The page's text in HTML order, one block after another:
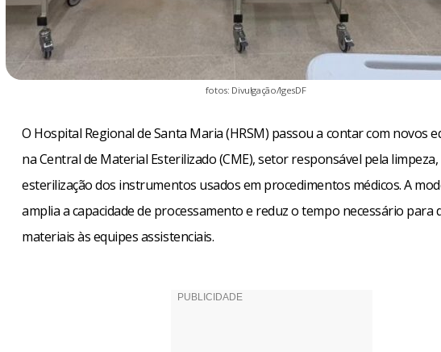
fotos: Divulgação/IgesDF
O Hospital Regional de Santa Maria (HRSM) passou a contar com novos
na Central de Material Esterilizado (CME), setor responsável pela limpeza,
esterilização dos instrumentos usados em procedimentos médicos. A
amplia a capacidade de processamento e reduz o tempo necessário para
materiais às equipes assistenciais.